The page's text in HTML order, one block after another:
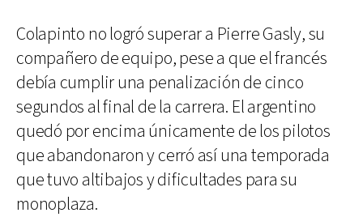
Colapinto no logró superar a Pierre Gasly, su
compañero de equipo, pese a que el francés
debía cumplir una penalización de cinco
segundos al final de la carrera. El argentino
quedó por encima únicamente de los pilotos
que abandonaron y cerró así una temporada
que tuvo altibajos y dificultades para su
monoplaza.